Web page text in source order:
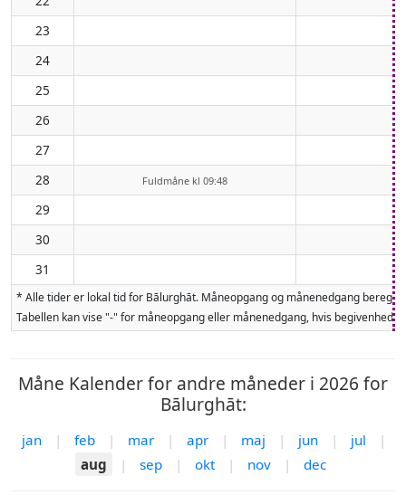
23
24
25
26
27
28
Fuldmåne kl 09:48
29
30
31
* Alle tider er lokal tid for Bālurghāt. Måneopgang og månenedgang
Tabellen kan vise "-" for måneopgang eller månenedgang, hvis
Måne Kalender for andre måneder i 2026 for
Bālurghāt:
jan | feb | mar | apr | maj | jun | jul
|
aug
| sep | okt | nov | dec